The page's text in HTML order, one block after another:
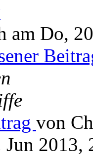
am Do,
von
Jun 2013,